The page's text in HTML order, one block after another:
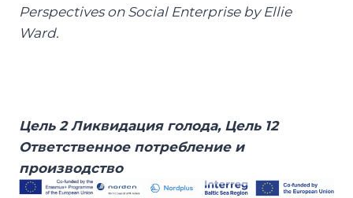
Perspectives on Social Enterprise by Ellie
Ward.
Цель 2 Ликвидация голода, Цель 12
Ответственное потребление и
производство
Too Good To Go – это гипер-местное